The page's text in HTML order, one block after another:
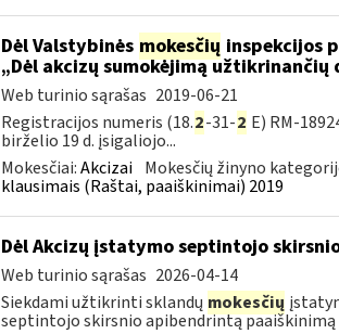
Dėl Valstybinės mokesčių inspekcijos
„Dėl akcizų sumokėjimą
Web turinio sąrašas 2019-06-21
Registracijos numeris (18.2-31-2 E) RM-
birželio 19 d. įsigaliojo...
Mokesčiai:Akcizai Mokesčių žinyno
klausimais (Raštai, paaiškinimai) 2019
Dėl Akcizų įstatymo septintojo
Web turinio sąrašas 2026-04-14
Siekdami užtikrinti sklandų mokesčių
septintojo skirsnio apibendrintą paaiškinimą